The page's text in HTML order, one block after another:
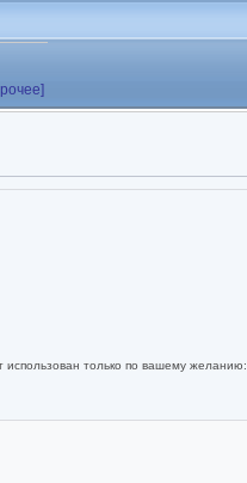
использован только по вашему желанию: